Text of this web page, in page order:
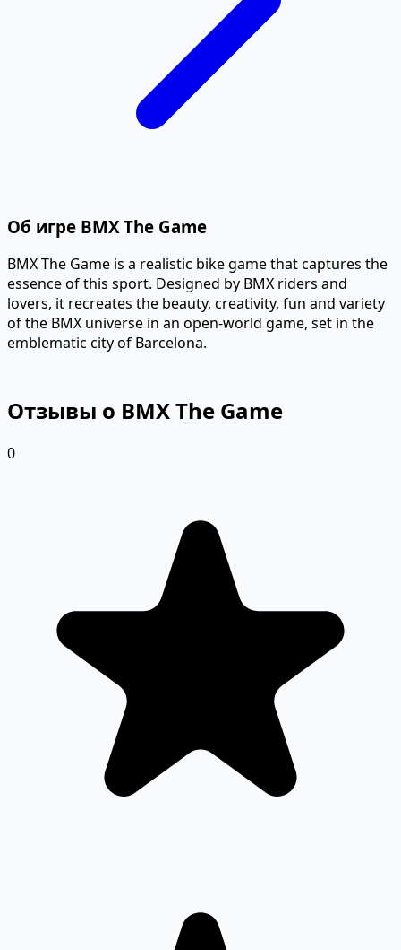
Об игре BMX The Game
BMX The Game is a realistic bike game that captures the
essence of this sport. Designed by BMX riders and
lovers, it recreates the beauty, creativity, fun and variety
of the BMX universe in an open-world game, set in the
emblematic city of Barcelona.
Отзывы о BMX The Game
0